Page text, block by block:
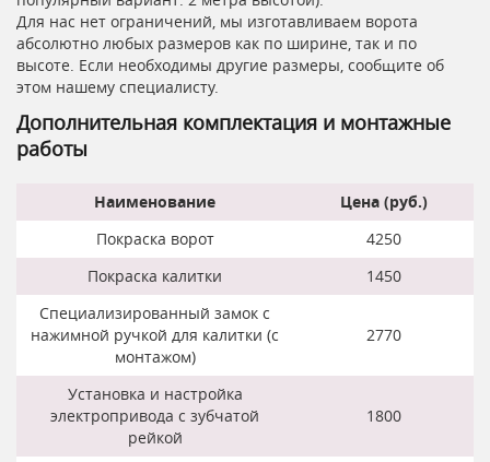
Для нас нет ограничений, мы изготавливаем ворота
абсолютно любых размеров как по ширине, так и по
высоте. Если необходимы другие размеры, сообщите об
этом нашему специалисту.
Дополнительная комплектация и монтажные
работы
Наименование
Цена (руб.)
Покраска ворот
4250
Покраска калитки
1450
Специализированный замок с
нажимной ручкой для калитки (с
монтажом)
2770
Установка и настройка
электропривода с зубчатой
рейкой
1800